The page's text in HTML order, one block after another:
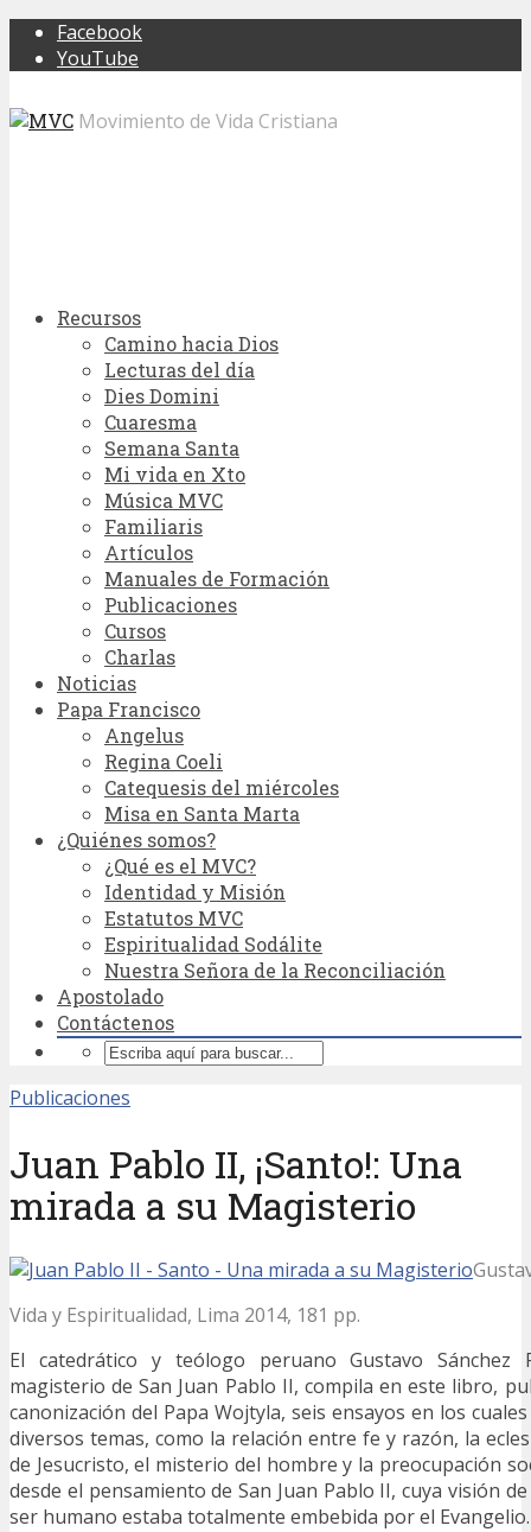
Facebook
YouTube
Movimiento de Vida Cristiana
Recursos
Camino hacia Dios
Lecturas del día
Dies Domini
Cuaresma
Semana Santa
Mi vida en Xto
Música MVC
Familiaris
Artículos
Manuales de Formación
Publicaciones
Cursos
Charlas
Noticias
Papa Francisco
Angelus
Regina Coeli
Catequesis del miércoles
Misa en Santa Marta
¿Quiénes somos?
¿Qué es el MVC?
Identidad y Misión
Estatutos MVC
Espiritualidad Sodálite
Nuestra Señora de la Reconciliación
Apostolado
Contáctenos
Publicaciones
Juan Pablo II, ¡Santo!: Una
mirada a su Magisterio
Vida y Espiritualidad, Lima 2014, 181 pp.
El catedrático y teólogo peruano Gustavo Sánchez
magisterio de San Juan Pablo II, compila en este libro,
canonización del Papa Wojtyla, seis ensayos en los
diversos temas, como la relación entre fe y razón, la
de Jesucristo, el misterio del hombre y la preocupación
desde el pensamiento de San Juan Pablo II, cuya visión
ser humano estaba totalmente embebida por el Evangelio.